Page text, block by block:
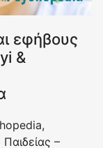
εφήβους
&
–